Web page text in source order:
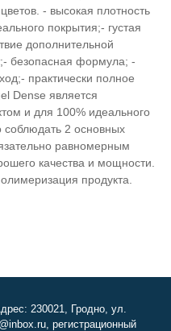
- высокая плотность
покрытия;- густая
дополнительной
безопасная формула; -
практически полное
Dense является
и для 100% идеального
соблюдать 2 основных
равномерным
качества и мощности.
продукта.
230021, Гродно, ул.
регистрационный